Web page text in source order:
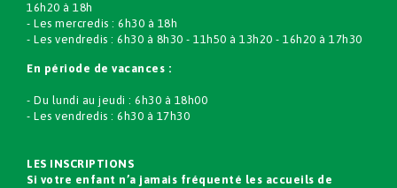
16h20 à 18h
- Les mercredis : 6h30 à 18h
- Les vendredis : 6h30 à 8h30 - 11h50 à 13h20 - 16h20 à 17h30
En période de vacances :
- Du lundi au jeudi : 6h30 à 18h00
- Les vendredis : 6h30 à 17h30
LES INSCRIPTIONS
Si votre enfant n’a jamais fréquenté les accueils de